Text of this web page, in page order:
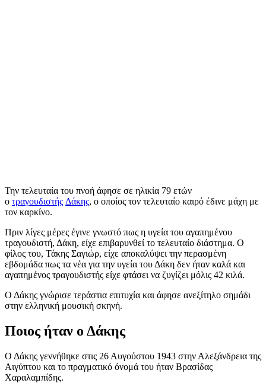
Την τελευταία του πνοή άφησε σε ηλικία 79 ετών
ο τραγουδιστής Δάκης, ο οποίος τον τελευταίο καιρό έδινε μάχη με
τον καρκίνο.
Πριν λίγες μέρες έγινε γνωστό πως η υγεία του αγαπημένου
τραγουδιστή, Δάκη, είχε επιβαρυνθεί το τελευταίο διάστημα. Ο
φίλος του, Τάκης Σαγιώρ, είχε αποκαλύψει την περασμένη
εβδομάδα πως τα νέα για την υγεία του Δάκη δεν ήταν καλά και
αγαπημένος τραγουδιστής είχε φτάσει να ζυγίζει μόλις 42 κιλά.
Ο Δάκης γνώρισε τεράστια επιτυχία και άφησε ανεξίτηλο σημάδι
στην ελληνική μουσική σκηνή.
Ποιος ήταν ο Δάκης
Ο Δάκης γεννήθηκε στις 26 Αυγούστου 1943 στην Αλεξάνδρεια της
Αιγύπτου και το πραγματικό όνομά του ήταν Βρασίδας
Χαραλαμπίδης.